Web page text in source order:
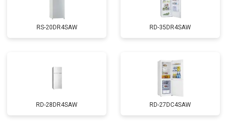
RS-20DR4SAW RD-35DR4SAW
RD-28DR4SAW RD-27DC4SAW